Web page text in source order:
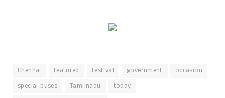
Chennai featured festival government
occasion
special buses
Tamilnadu
today